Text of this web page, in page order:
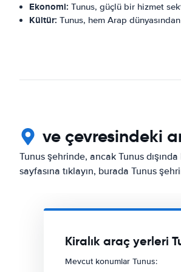
Ekonomi: Tunus, güçlü bir hizmet
Kültür: Tunus, hem Arap
ve çevresindeki
Tunus şehrinde, ancak Tunus
sayfasına tıklayın, burada Tunus
Kiralık araç yerleri
Mevcut konumlar Tunus: